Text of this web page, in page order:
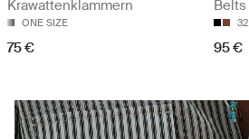
Krawattenklammern
ONE SIZE
75 €
Belts
32
95 €